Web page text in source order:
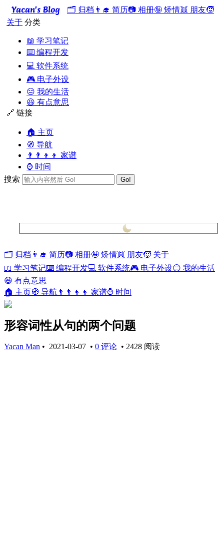
Yacan's Blog 🗂️ 归档 👨‍🎓 简历📷 相册🤪 矫情👯 朋友🧒
关于 分类
📖 学习笔记
⌨️ 编程开发
💻 软件系统
🎮 电子外设
😑 我的生活
😆 有点意思
🔗 链接
🏠 主页
🧭 导航
👨‍👨‍👦‍👦 家谱
⌚ 时间
搜索
Go!
🗂️ 归档 👨‍🎓 简历📷 相册🤪 矫情👯 朋友🧒 关于
📖 学习笔记⌨️ 编程开发💻 软件系统🎮 电子外设😑 我的生活
😆 有点意思
🏠 主页🧭 导航 👨‍👨‍👦‍👦 家谱⌚ 时间
形容词性从句的两个问题
Yacan Man • 2021-03-07 • 0 评论 • 2428 阅读